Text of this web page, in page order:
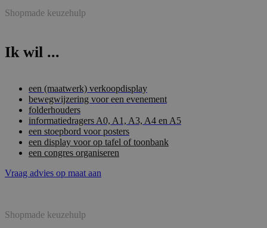
Shopmade keuzehulp
Ik wil ...
een (maatwerk) verkoopdisplay
bewegwijzering voor een evenement
folderhouders
informatiedragers A0, A1, A3, A4 en A5
een stoepbord voor posters
een display voor op tafel of toonbank
een congres organiseren
Vraag advies op maat aan
Shopmade keuzehulp